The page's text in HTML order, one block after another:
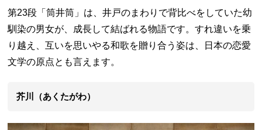
第23段「筒井筒」は、井戸のまわりで背比べをしていた幼
馴染の男女が、成長して結ばれる物語です。すれ違いを乗
り越え、互いを思いやる和歌を贈り合う姿は、日本の恋愛
文学の原点とも言えます。
芥川（あくたがわ）